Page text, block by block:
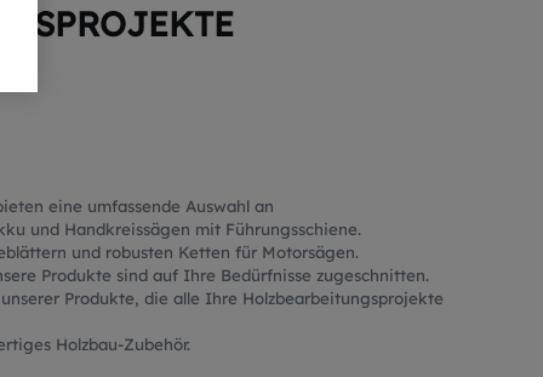
eine umfassende Auswahl an
und Handkreissägen mit Führungsschiene.
und robusten Ketten für Motorsägen.
Produkte sind auf Ihre Bedürfnisse zugeschnitten.
Produkte, die alle Ihre Holzbearbeitungsprojekte
Holzbau-Zubehör.